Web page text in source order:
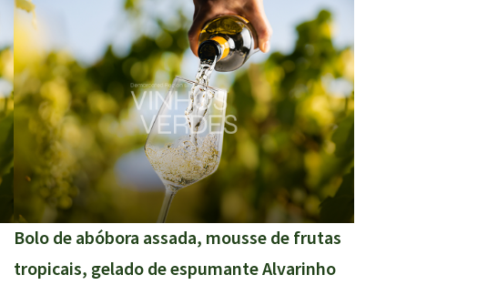
Bolo de abóbora assada, mousse de frutas
tropicais, gelado de espumante Alvarinho